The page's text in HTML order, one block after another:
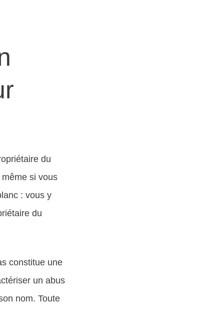
du
même si vous
: vous y
du
constitue une
un abus
nom. Toute